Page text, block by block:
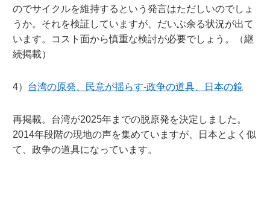
のでサイクルを維持するという発言はただしいのでしょ
うか。それを検証していますが、だいぶ余る状況が出て
います。コスト面から慎重な検討が必要でしょう。（継
続掲載）
4） 台湾の原発、民意が揺らす-政争の道具、日本の鏡
再掲載。台湾が2025年までの脱原発を決定しました。
2014年段階の現地の声を集めていますが、日本とよく似
て、政争の道具になっています。